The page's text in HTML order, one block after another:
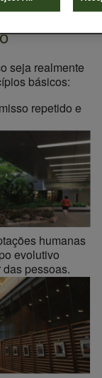
seja realmente
básicos:
repetido e
humanas
evolutivo
pessoas.